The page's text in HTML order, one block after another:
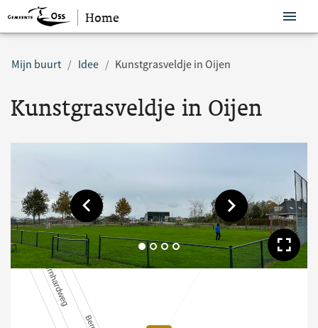
Sla navigatie over
Home
Mijn buurt Idee Kunstgrasveldje in Oijen
Kunstgrasveldje in Oijen
Toon vorige afbeelding Toon volgende